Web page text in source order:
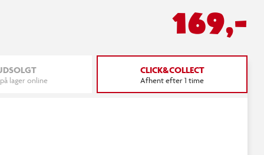
169,-
lager online
CLICK&COLLECT
Afhent efter 1 time